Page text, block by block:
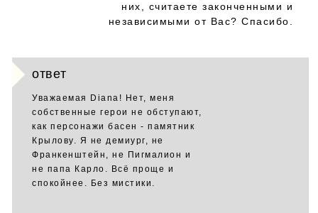
них, считаете законченными и
независимыми от Вас? Спасибо.
ответ
Уважаемая Diana! Нет, меня
собственные герои не обступают,
как персонажи басен - памятник
Крылову. Я не демиург, не
Франкенштейн, не Пигмалион и
не папа Карло. Всё проще и
спокойнее. Без мистики.